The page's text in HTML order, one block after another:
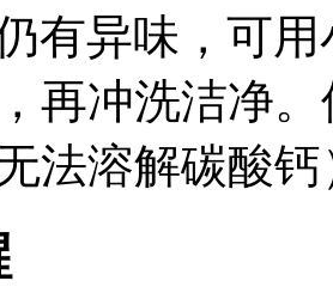
有异味，可
再冲洗洁净
法溶解碳酸钙